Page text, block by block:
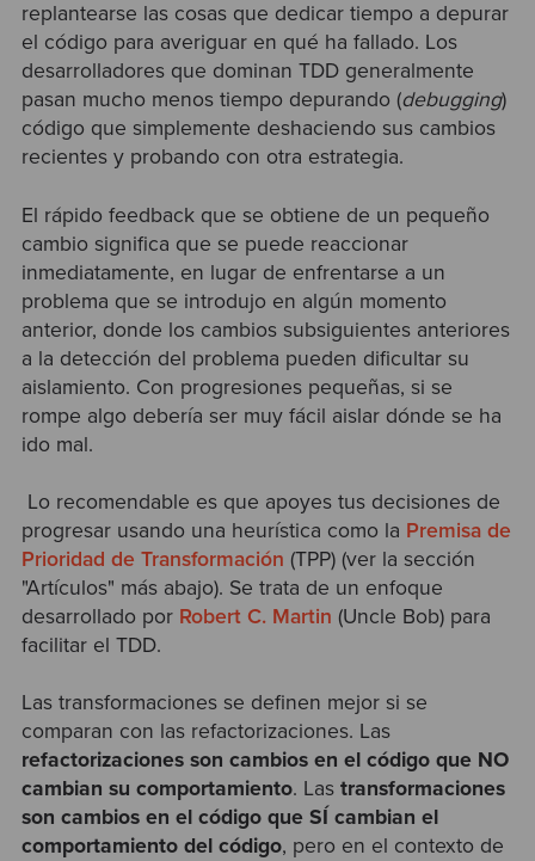
replantearse las cosas que dedicar tiempo a depurar
el código para averiguar en qué ha fallado. Los
desarrolladores que dominan TDD generalmente
pasan mucho menos tiempo depurando (debugging)
código que simplemente deshaciendo sus cambios
recientes y probando con otra estrategia.
El rápido feedback que se obtiene de un pequeño
cambio significa que se puede reaccionar
inmediatamente, en lugar de enfrentarse a un
problema que se introdujo en algún momento
anterior, donde los cambios subsiguientes anteriores
a la detección del problema pueden dificultar su
aislamiento. Con progresiones pequeñas, si se
rompe algo debería ser muy fácil aislar dónde se ha
ido mal.
Lo recomendable es que apoyes tus decisiones de
progresar usando una heurística como la Premisa de
Prioridad de Transformación (TPP) (ver la sección
"Artículos" más abajo). Se trata de un enfoque
desarrollado por Robert C. Martin (Uncle Bob) para
facilitar el TDD.
Las transformacionesse definen mejor si se
comparan con las refactorizaciones. Las
refactorizaciones son cambios en el código que NO
cambian su comportamiento. Las transformaciones
son cambios en el código que SÍ cambian el
comportamiento del código, pero en el contexto de